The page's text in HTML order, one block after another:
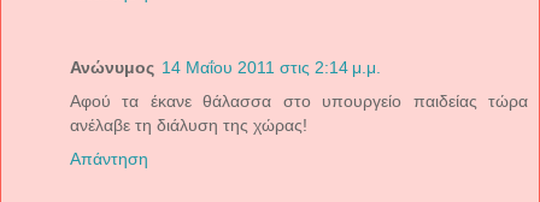
Ανώνυμος 14 Μαΐου 2011 στις 2:14 μ.μ.
Αφού τα έκανε θάλασσα στο υπουργείο παιδείας τώρα
ανέλαβε τη διάλυση της χώρας!
Απάντηση